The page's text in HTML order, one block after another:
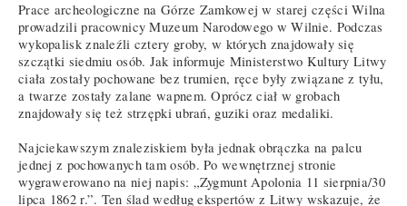
Prace archeologiczne na Górze Zamkowej w starej części Wilna
prowadzili pracownicy Muzeum Narodowego w Wilnie. Podczas
wykopalisk znaleźli cztery groby, w których znajdowały się
szczątki siedmiu osób. Jak informuje Ministerstwo Kultury Litwy
ciała zostały pochowane bez trumien, ręce były związane z tyłu,
a twarze zostały zalane wapnem. Oprócz ciał w grobach
znajdowały się też strzępki ubrań, guziki oraz medaliki.
Najciekawszym znaleziskiem była jednak obrączka na palcu
jednej z pochowanych tam osób. Po wewnętrznej stronie
wygrawerowano na niej napis: „Zygmunt Apolonia 11 sierpnia/30
lipca 1862 r.”. Ten ślad według ekspertów z Litwy wskazuje, że